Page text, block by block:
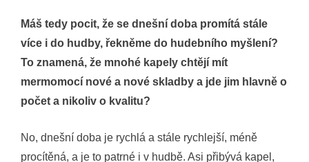
Máš tedy pocit, že se dnešní doba promítá stále
více i do hudby, řekněme do hudebního myšlení?
To znamená, že mnohé kapely chtějí mít
mermomocí nové a nové skladby a jde jim hlavně o
počet a nikoliv o kvalitu?
No, dnešní doba je rychlá a stále rychlejší, méně
procítěná, a je to patrné i v hudbě. Asi přibývá kapel,